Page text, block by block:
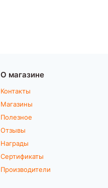
О магазине
Контакты
Магазины
Полезное
Отзывы
Награды
Сертификаты
Производители